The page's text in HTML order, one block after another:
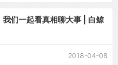
们一起看真相聊大事 | 白鲸
2018-04-08